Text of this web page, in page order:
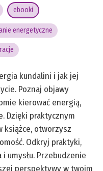
ebooki
energetyczne
kundalini i jak jej
Poznaj objawy
kierować energią,
Dzięki praktycznym
książce, otworzysz
Odkryj praktyki,
umysłu. Przebudzenie
perspektywy w twoim